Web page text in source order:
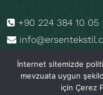
+90 224 384 10 05
İnternet sitemizde
mevzuata uygun
için Çerez